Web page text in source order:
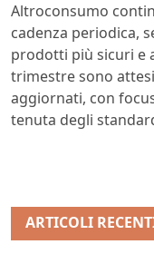
Altroconsumo
cadenza periodica,
prodotti più sicuri e
trimestre sono
aggiornati, con
tenuta degli
ARTICOLI